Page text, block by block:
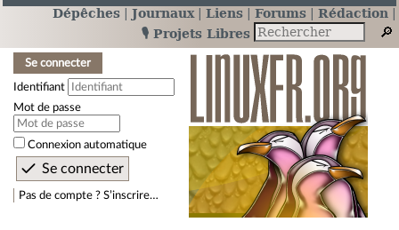
Dépêches Journaux Liens Forums
Rédaction
🎙️ Projets Libres
Se connecter
Identifiant
Mot de passe
Connexion automatique
Pas de compte ? S’inscrire…